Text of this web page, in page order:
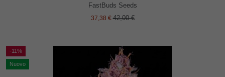
FastBuds Seeds
37,38 €42,00 €
-11%
Nuovo